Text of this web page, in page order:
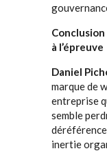
à l’épreuve
Daniel
marque de
entreprise
semble
inertie